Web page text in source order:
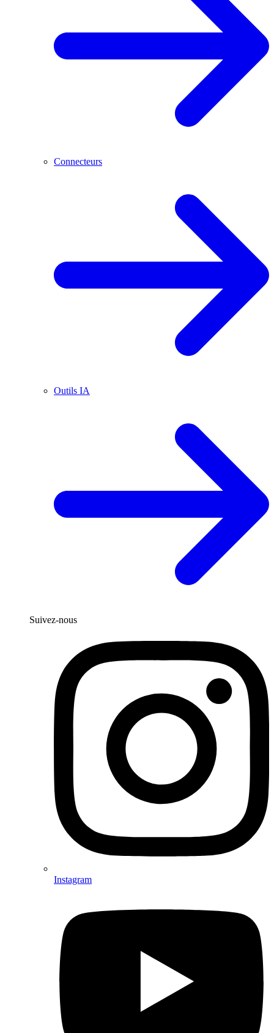
Connecteurs
Outils IA
Suivez-nous
Instagram